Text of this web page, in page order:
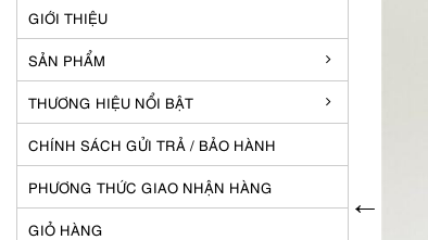
GIỚI THIỆU
SẢN PHẨM
THƯƠNG HIỆU NỔI BẬT
CHÍNH SÁCH GỬI TRẢ / BẢO HÀNH
PHƯƠNG THỨC GIAO NHẬN HÀNG
GIỎ HÀNG